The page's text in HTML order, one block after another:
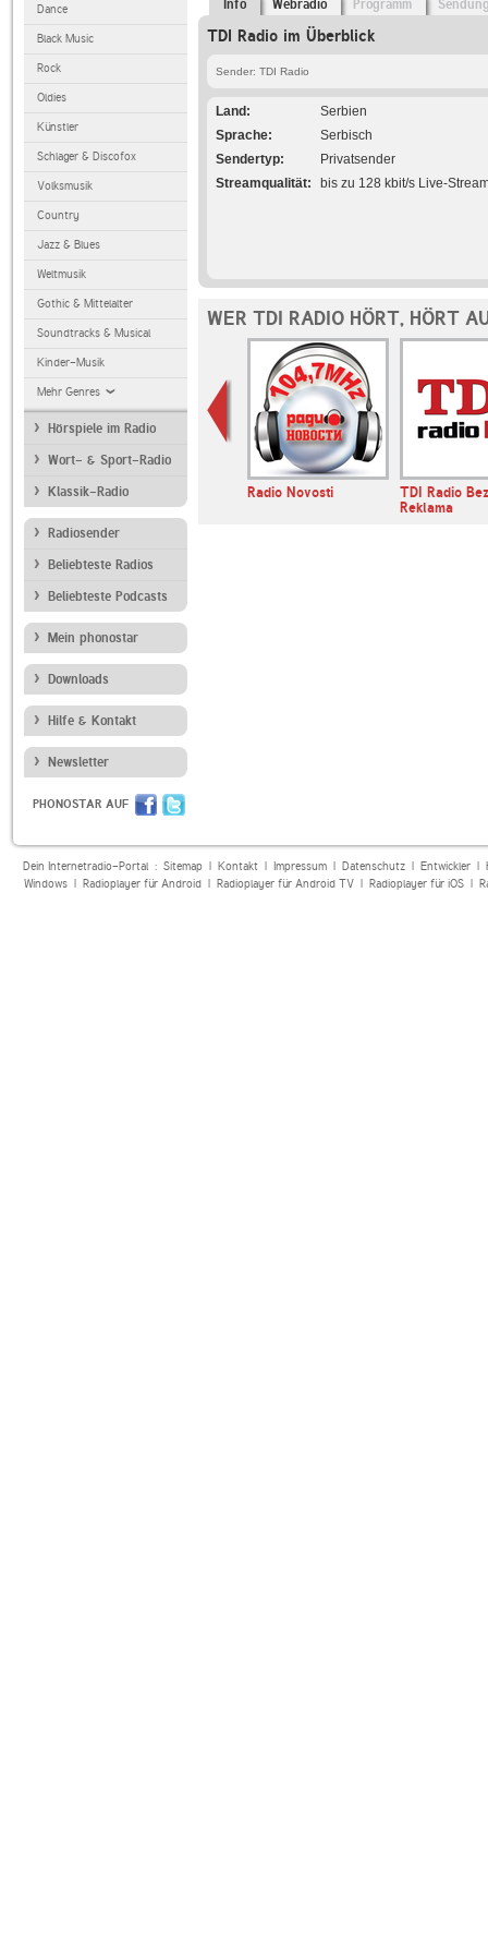
Dance
Black Music
Rock
Oldies
Künstler
Schlager & Discofox
Volksmusik
Country
Jazz & Blues
Weltmusik
Gothic & Mittelalter
Soundtracks & Musical
Kinder-Musik
Mehr Genres
Hörspiele im Radio
Wort- & Sport-Radio
Klassik-Radio
Radiosender
Beliebteste Radios
Beliebteste Podcasts
Mein phonostar
Downloads
Hilfe & Kontakt
Newsletter
PHONOSTAR AUF
Info Webradio Programm
TDI Radio im Überblick
Sender: TDI Radio
Land
Serbien
Sprache
Serbisch
Sendertyp
Privatsender
Streamqualität
bis zu 128 kbit/s Live-
WER TDI RADIO HÖRT, HÖRT
Radio Beograd 202 Radio Novosti
TDI Radio Bez
Reklama
Dein Internetradio-Portal : Sitemap| Kontakt| Impressum| Datenschutz| Entwickler|
Windows| Radioplayer für Android| Radioplayer für Android TV| Radioplayer für iOS|